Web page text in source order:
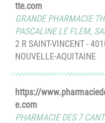
tte.com
GRANDE PHARMACIE
PASCALINE LE FLEM,
2 R SAINT-VINCENT -
NOUVELLE-AQUITAINE
https://
e.com
PHARMACIE DES 7